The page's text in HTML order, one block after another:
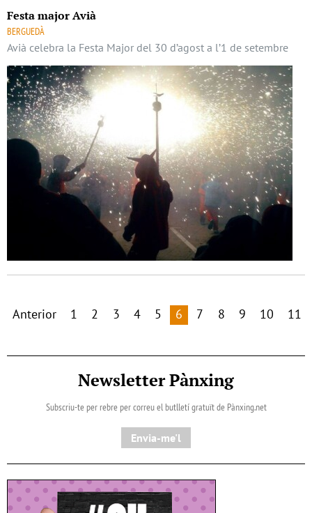
Festa major Avià
BERGUEDÀ
Avià celebra la Festa Major del 30 d’agost a l’1 de setembre
Anterior 1 2 3 4 5 6 7 8 9 10 11
Newsletter Pànxing
Subscriu-te per rebre per correu el butlletí gratuït de Pànxing.net​
Envia-me'l